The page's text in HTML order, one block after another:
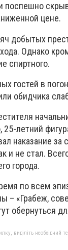
поспешно
цене.
добытых
Однако
спиртного.
гостей в
обидчика
летний
наказание
и не стал.
города.
по всем
– «Грабеж,
обернуться
виділіть необхідний